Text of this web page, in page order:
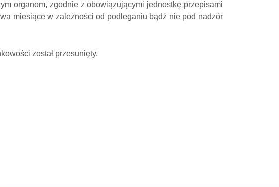
organom, zgodnie z obowiązującymi jednostkę przepisami
miesiące w zależności od podleganiu bądź nie pod nadzór
został przesunięty.